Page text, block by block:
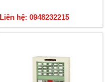
Liên hệ: 0948232215